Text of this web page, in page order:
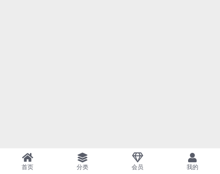
首页 分类 会员 我的